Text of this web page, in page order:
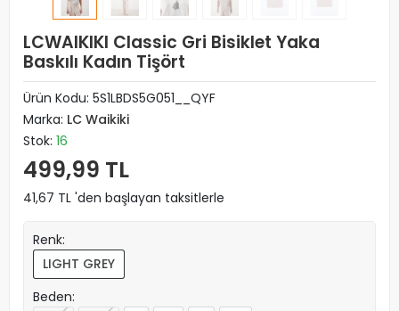
LCWAIKIKI Classic Gri Bisiklet Yaka
Baskılı Kadın Tişört
Ürün Kodu: 5S1LBDS5G051__QYF
Marka: LC Waikiki
Stok: 16
499,99 TL
41,67 TL 'den başlayan taksitlerle
Renk:
LIGHT GREY
Beden: